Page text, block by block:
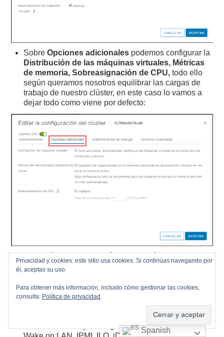
SobreOpciones adicionales podemos configurar la
Distribución de las máquinas virtuales, Métricas
de memoria, Sobreasignación de CPU,todo ello
según queramos nosotros equilibrar las cargas de
trabajo de nuestro clúster, en este caso lo vamos a
dejar todo como viene por defecto:
La opciónAdministración de energíanos va a
permitir habilitar
va a permitir apagar host ESXi de forma
automatizada, estos hosts los apagará cuando tienen
poca carga de trabajo y las máquinas virtuales que
están corriendo sobre él pueden ser migradas a otros
hosts del clúster y sin llegar a saturarlos, DPM utiliza
Spanish
Privacidad y cookies: este sitio usa cookies. Si continúas navegando por
él, aceptas su uso.
Para obtener más información, incluido cómo gestionar las cookies,
consulta: Política de privacidad